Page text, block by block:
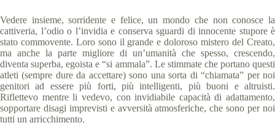
Vedere insieme, sorridente e felice, un mondo che non conosce la
cattiveria, l’odio o l’invidia e conserva sguardi di innocente stupore è
stato commovente. Loro sono il grande e doloroso mistero del Creato,
ma anche la parte migliore di un’umanità che spesso, crescendo,
diventa superba, egoista e “si ammala”. Le stimmate che portano questi
atleti (sempre dure da accettare) sono una sorta di “chiamata” per noi
genitori ad essere più forti, più intelligenti, più buoni e altruisti.
Riflettevo mentre li vedevo, con invidiabile capacità di adattamento,
sopportare disagi imprevisti e avversità atmosferiche, che sono per noi
tutti un arricchimento.